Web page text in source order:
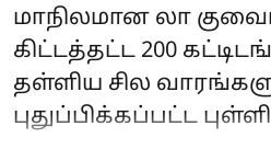
மாநிலமான லா
கிட்டத்தட்ட 200
தள்ளிய சில
புதுப்பிக்கப்பட்ட